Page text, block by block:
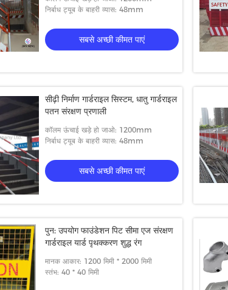
निर्बाध ट्यूब के बाहरी व्यास: 48mm
सबसे अच्छी कीमत पाएं
सीढ़ी निर्माण गार्डराइल सिस्टम, धातु गार्डराइल
पतन संरक्षण प्रणाली
कॉलम ऊंचाई खड़े हो जाओ: 1200mm
निर्बाध ट्यूब के बाहरी व्यास: 48mm
सबसे अच्छी कीमत पाएं
पुन: उपयोग फाउंडेशन पिट सीमा एज संरक्षण
गार्डराइल यार्ड पृथक्करण शुद्ध रंग
मानक आकार: 1200 मिमी * 2000 मिमी
स्तंभ: 40 * 40 मिमी